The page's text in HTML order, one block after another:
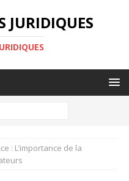
JURIDIQUES
: L’importance de la